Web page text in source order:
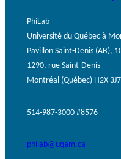
PhiLab
Université du Québec à
Pavillon Saint-Denis (AB),
1290, rue Saint-Denis
Montréal (Québec) H2X 3J7
514-987-3000 #8576
philab@uqam.ca